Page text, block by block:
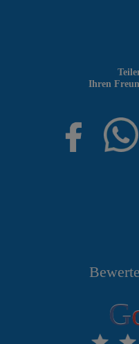
G
Ihren